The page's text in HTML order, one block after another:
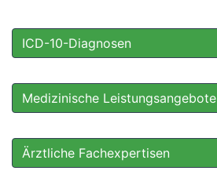
ICD-10-Diagnosen
Medizinische Leistungsangebote
Ärztliche Fachexpertisen